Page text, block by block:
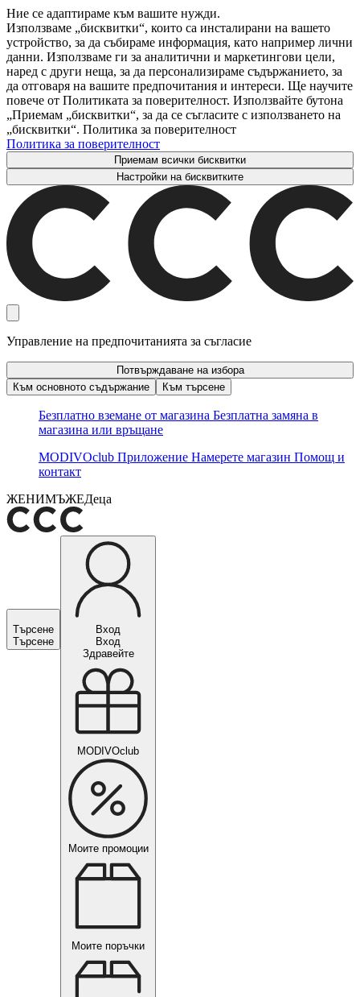
Ние се адаптираме към вашите нужди.
Използваме „бисквитки“, които са инсталирани на вашето
устройство, за да събираме информация, като например лични
данни. Използваме ги за аналитични и маркетингови цели,
наред с други неща, за да персонализираме съдържанието, за
да отговаря на вашите предпочитания и интереси. Ще научите
повече от Политиката за поверителност. Използвайте бутона
„Приемам „бисквитки“, за да се съгласите с използването на
„бисквитки“. Политика за поверителност
Политика за поверителност
Приемам всички бисквитки
Настройки на бисквитките
Управление на предпочитанията за съгласие
Потвърждаване на избора
Към основното съдържание
Към търсене
Безплатно вземане от магазина Безплатна замяна в
магазина или връщане
MODIVOclub Приложение Намерете магазин Помощ и
контакт
ЖЕНИМЪЖЕДеца
Търсене
Търсене
Вход
Вход
Здравейте
MODIVOclub
Моите промоции
Моите поръчки